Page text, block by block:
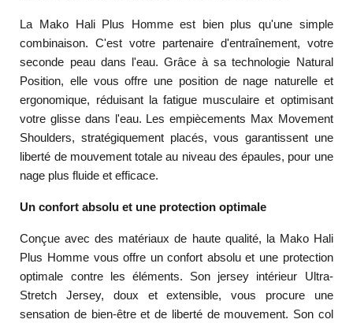
La Mako Hali Plus Homme est bien plus qu'une simple
combinaison. C'est votre partenaire d'entraînement, votre
seconde peau dans l'eau. Grâce à sa technologie Natural
Position, elle vous offre une position de nage naturelle et
ergonomique, réduisant la fatigue musculaire et optimisant
votre glisse dans l'eau. Les empiècements Max Movement
Shoulders, stratégiquement placés, vous garantissent une
liberté de mouvement totale au niveau des épaules, pour une
nage plus fluide et efficace.
Un confort absolu et une protection optimale
Conçue avec des matériaux de haute qualité, la Mako Hali
Plus Homme vous offre un confort absolu et une protection
optimale contre les éléments. Son jersey intérieur Ultra-
Stretch Jersey, doux et extensible, vous procure une
sensation de bien-être et de liberté de mouvement. Son col